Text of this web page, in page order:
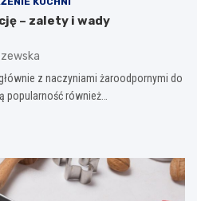
– zalety i wady
z naczyniami żaroodpornymi do
popularność również…